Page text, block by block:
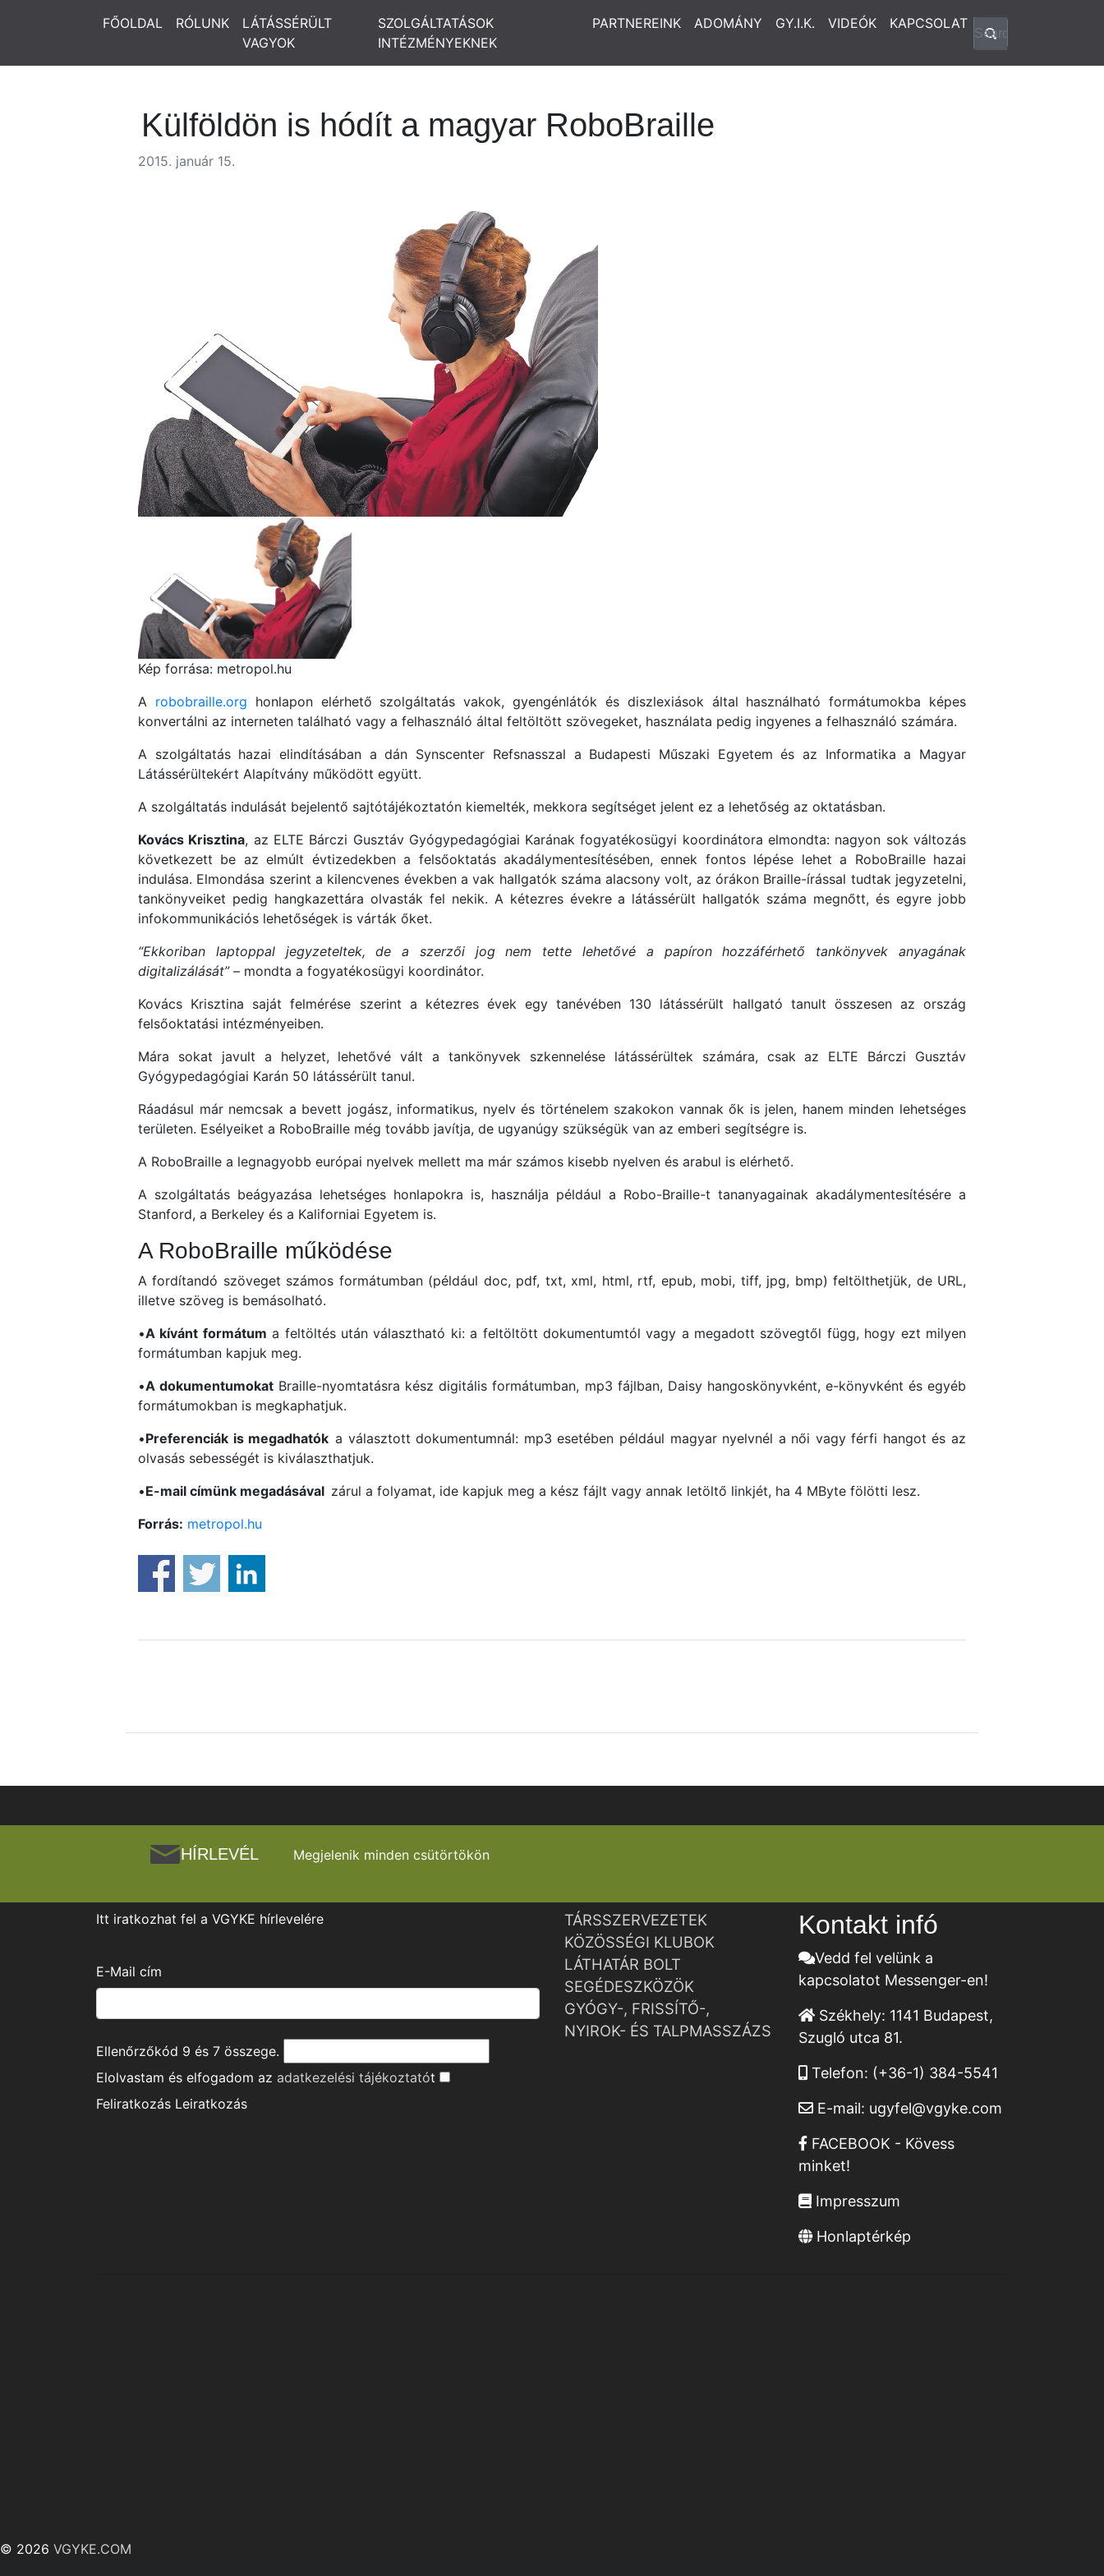
FŐOLDAL RÓLUNK
LÁTÁSSÉRÜLT
VAGYOK
SZOLGÁLTATÁSOK
INTÉZMÉNYEKNEK
PARTNEREINK ADOMÁNY GY.I.K. VIDEÓK KAPCSOLAT
Külföldön is hódít a magyar RoboBraille
2015. január 15.
Kép forrása: metropol.hu
A robobraille.org honlapon elérhető szolgáltatás vakok, gyengénlátók és diszlexiások által használható formátumokba képes
konvertálni az interneten található vagy a felhasználó által feltöltött szövegeket, használata pedig ingyenes a felhasználó számára.
A szolgáltatás hazai elindításában a dán Synscenter Refsnasszal a Budapesti Műszaki Egyetem és az Informatika a Magyar
Látássérültekért Alapítvány működött együtt.
A szolgáltatás indulását bejelentő sajtótájékoztatón kiemelték, mekkora segítséget jelent ez a lehetőség az oktatásban.
Kovács Krisztina, az ELTE Bárczi Gusztáv Gyógypedagógiai Karának fogyatékosügyi koordinátora elmondta: nagyon sok változás
következett be az elmúlt évtizedekben a felsőoktatás akadálymentesítésében, ennek fontos lépése lehet a RoboBraille hazai
indulása. Elmondása szerint a kilencvenes években a vak hallgatók száma alacsony volt, az órákon Braille-írással tudtak jegyzetelni,
tankönyveiket pedig hangkazettára olvasták fel nekik. A kétezres évekre a látássérült hallgatók száma megnőtt, és egyre jobb
infokommunikációs lehetőségek is várták őket.
“Ekkoriban laptoppal jegyzeteltek, de a szerzői jog nem tette lehetővé a papíron hozzáférhető tankönyvek anyagának
digitalizálását”– mondta a fogyatékosügyi koordinátor.
Kovács Krisztina saját felmérése szerint a kétezres évek egy tanévében 130 látássérült hallgató tanult összesen az ország
felsőoktatási intézményeiben.
Mára sokat javult a helyzet, lehetővé vált a tankönyvek szkennelése látássérültek számára, csak az ELTE Bárczi Gusztáv
Gyógypedagógiai Karán 50 látássérült tanul.
Ráadásul már nemcsak a bevett jogász, informatikus, nyelv és történelem szakokon vannak ők is jelen, hanem minden lehetséges
területen. Esélyeiket a RoboBraille még tovább javítja, de ugyanúgy szükségük van az emberi segítségre is.
A RoboBraille a legnagyobb európai nyelvek mellett ma már számos kisebb nyelven és arabul is elérhető.
A szolgáltatás beágyazása lehetséges honlapokra is, használja például a Robo-Braille-t tananyagainak akadálymentesítésére a
Stanford, a Berkeley és a Kaliforniai Egyetem is.
A RoboBraille működése
A fordítandó szöveget számos formátumban (például doc, pdf, txt, xml, html, rtf, epub, mobi, tiff, jpg, bmp) feltölthetjük, de URL,
illetve szöveg is bemásolható.
•A kívánt formátum a feltöltés után választható ki: a feltöltött dokumentumtól vagy a megadott szövegtől függ, hogy ezt milyen
formátumban kapjuk meg.
•A dokumentumokat Braille-nyomtatásra kész digitális formátumban, mp3 fájlban, Daisy hangoskönyvként, e-könyvként és egyéb
formátumokban is megkaphatjuk.
•Preferenciák is megadhatók a választott dokumentumnál: mp3 esetében például magyar nyelvnél a női vagy férfi hangot és az
olvasás sebességét is kiválaszthatjuk.
•E-mail címünk megadásával zárul a folyamat, ide kapjuk meg a kész fájlt vagy annak letöltő linkjét, ha 4 MByte fölötti lesz.
Forrás: metropol.hu
HÍRLEVÉL Megjelenik minden csütörtökön
Itt iratkozhat fel a VGYKE hírlevelére
E-Mail cím
Ellenőrzőkód 9 és 7 összege.
Elolvastam és elfogadom az adatkezelési tájékoztatót
Feliratkozás Leiratkozás
TÁRSSZERVEZETEK
KÖZÖSSÉGI KLUBOK
LÁTHATÁR BOLT
SEGÉDESZKÖZÖK
GYÓGY-, FRISSÍTŐ-,
NYIROK- ÉS TALPMASSZÁZS
Kontakt infó
Vedd fel velünk a
kapcsolatot Messenger-en!
Székhely: 1141 Budapest,
Szugló utca 81.
Telefon: (+36-1) 384-5541
E-mail: ugyfel@vgyke.com
FACEBOOK - Kövess
minket!
Impresszum
Honlaptérkép
© 2026 VGYKE.COM